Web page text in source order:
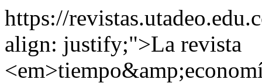
https://
align: justify;">La revista